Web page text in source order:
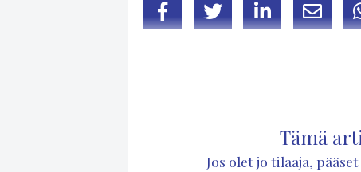
FacebookTwitterLinkedIn
Tämä
Jos olet jo tilaaja,